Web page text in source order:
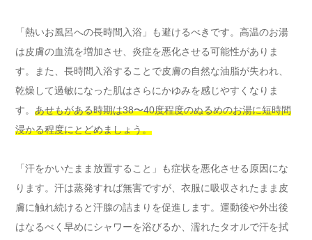
「熱いお風呂への長時間入浴」も避けるべきです。高温のお湯
は皮膚の血流を増加させ、炎症を悪化させる可能性がありま
す。また、長時間入浴することで皮膚の自然な油脂が失われ、
乾燥して過敏になった肌はさらにかゆみを感じやすくなりま
す。 あせもがある時期は38〜40度程度のぬるめのお湯に短時間
浸かる程度にとどめましょう。
「汗をかいたまま放置すること」も症状を悪化させる原因にな
ります。汗は蒸発すれば無害ですが、衣服に吸収されたまま皮
膚に触れ続けると汗腺の詰まりを促進します。運動後や外出後
はなるべく早めにシャワーを浴びるか、濡れたタオルで汗を拭